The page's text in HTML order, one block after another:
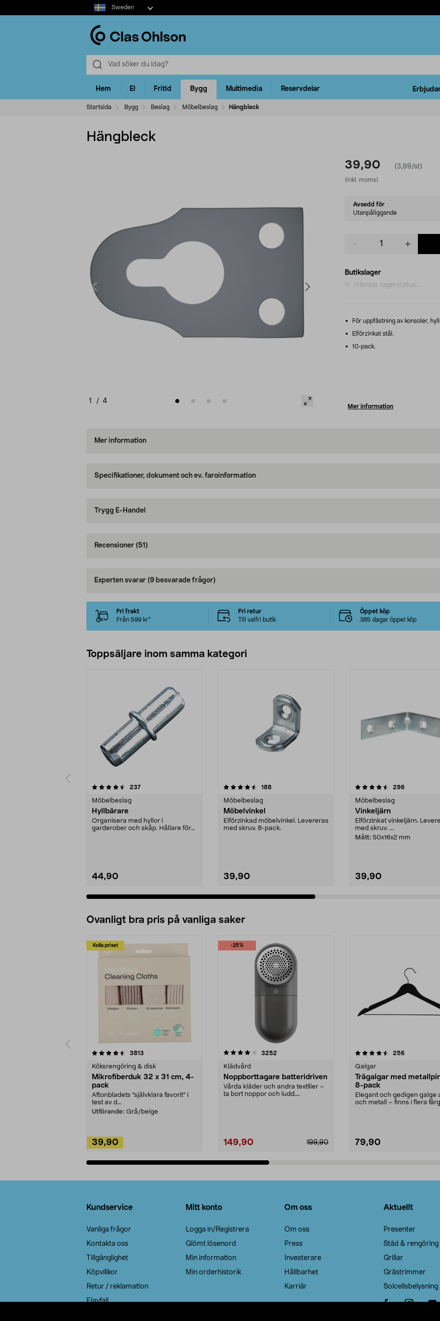
Select
market
Sweden
Hem El Fritid Bygg Multimedia Reservdelar
Startsida Bygg Beslag Möbelbeslag Hängbleck
Hängbleck
1 / 4
39,90 (3,99/st)
(inkl. moms)
Select
variant
Avsedd för
Utanpåliggande
Butikslager
Hämtar lagerstatus...
För uppfästning av konsoler,
Elförzinkat stål.
10-pack.
Mer information
Mer information
Specifikationer, dokument och ev. faroinformation
Trygg E-Handel
Recensioner (51)
Experten svarar (9 besvarade frågor)
Fri frakt
Från 599 kr*
Fri retur
Till valfri butik
Öppet köp
365 dagar öppet köp
Toppsäljare inom samma kategori
237recensioner
Möbelbeslag
Hyllbärare
Organisera med hyllor i
garderober och skåp. Hållare för
44,90
4.5 av 5 stjärnor 188recensioner
Möbelbeslag
Möbelvinkel
Elförzinkad möbelvinkel. Levereras
med skruv. 8-pack.
39,90
4.5 av 5 stjärnor 296recensioner
Möbelbeslag
Vinkeljärn
Elförzinkat vinkeljärn.
med skruv. ...
Mått: 50x16x2 mm
39,90
4.5 av 5 stjärnor
Ovanligt bra pris på vanliga saker
Kolla priset
3813
Köksrengöring & disk
Mikrofiberduk 32 x 31 cm, 4-
pack
Aftonbladets "självklara favorit” i
test av d...
Utförande: Grå/beige
39,90
-25%
4.0av 5 stjärnor 3252
Klädvård
Noppborttagare batteridriven
Vårda kläder och andra textilier –
ta bort noppor och ludd.
199,90
149,90
4.5av 5 stjärnor 256recensioner
Galgar
Trägalgar med
8-pack
Elegant och gedigen galge
och metall – finns i flera
79,90
4.0av 5 stjärnor
Kundservice
Vanliga frågor
Kontakta oss
Tillgänglighet
Köpvillkor
Retur / reklamation
Elavfall
Mitt konto
Logga in/Registrera
Glömt lösenord
Min information
Min orderhistorik
Om oss
Om oss
Press
Investerare
Hållbarhet
Karriär
Aktuellt
Presenter
Städ & rengöring
Grillar
Grästrimmer
Solcellsbelysning